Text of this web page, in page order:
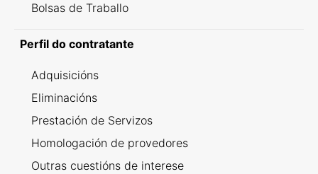
Bolsas de Traballo
Perfil do contratante
Adquisicións
Eliminacións
Prestación de Servizos
Homologación de provedores
Outras cuestións de interese